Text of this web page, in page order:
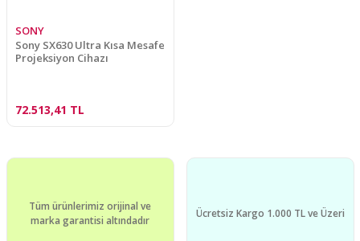
SONY
Sony SX630 Ultra Kısa Mesafe
Projeksiyon Cihazı
72.513,41 TL
Tüm ürünlerimiz orijinal ve
marka garantisi altındadır
Ücretsiz Kargo 1.000 TL ve Üzeri